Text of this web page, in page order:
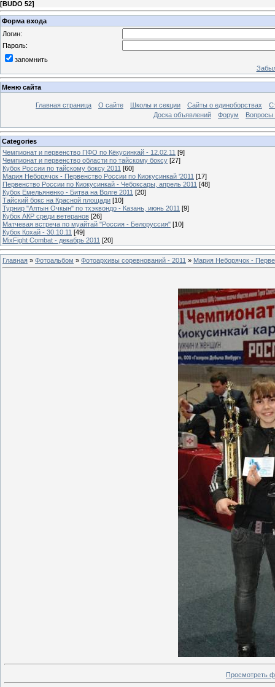
[BUDO 52]
Форма входа
Логин:
Пароль:
запомнить
Меню сайта
Главная страница О сайте Школы и секции Сайты о единоборствах
Доска объявлений
Форум Вопросы
Categories
Чемпионат и первенство ПФО по Кёкусинкай - 12.02.11 [9]
Чемпионат и первенство области по тайскому боксу [27]
Кубок России по тайскому боксу 2011 [60]
Мария Неборячок - Первенство России по Киокусинкай '2011 [17]
Первенство России по Киокусинкай - Чебоксары, апрель 2011 [48]
Кубок Емельяненко - Битва на Волге 2011 [20]
Тайский бокс на Красной площади [10]
Турнир "Алтын Очкын" по тхэквондо - Казань, июнь 2011 [9]
Кубок АКР среди ветеранов [26]
Матчевая встреча по муайтай "Россия - Белоруссия" [10]
Кубок Кохай - 30.10.11 [49]
MixFight Combat - декабрь 2011 [20]
Главная » Фотоальбом » Фотоархивы соревнований - 2011 » Мария Неборячок -
Просмотреть